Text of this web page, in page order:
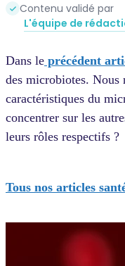
Contenu validé par
L'équipe de
Dans le précédent
des microbiotes. Nous
caractéristiques du
concentrer sur les
leurs rôles respectifs ?
Tous nos articles